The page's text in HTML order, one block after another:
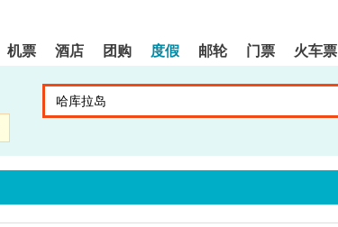
机票 酒店 团购 度假 邮轮 门票 火车票